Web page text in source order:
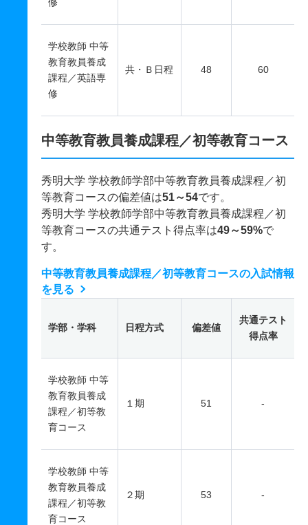
学校教師 中等
教育教員養成
課程／英語専
修
共・Ｂ日程 48 60
中等教育教員養成課程／初等教育コース
秀明大学 学校教師学部中等教育教員養成課程／初
等教育コースの偏差値は51～54です。
秀明大学 学校教師学部中等教育教員養成課程／初
等教育コースの共通テスト得点率は49～59%で
す。
中等教育教員養成課程／初等教育コースの入試情報
を見る
学部・学科 日程方式 偏差値
共通テスト
得点率
学校教師 中等
教育教員養成
課程／初等教
育コース
１期 51 -
学校教師 中等
教育教員養成
課程／初等教
育コース
２期 53 -